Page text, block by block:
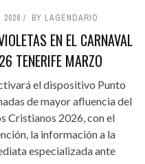
2026 BY LAGENDARIO
EN EL CARNAVAL
TENERIFE MARZO
el dispositivo Punto
de mayor afluencia del
Cristianos 2026, con el
la información a la
especializada ante